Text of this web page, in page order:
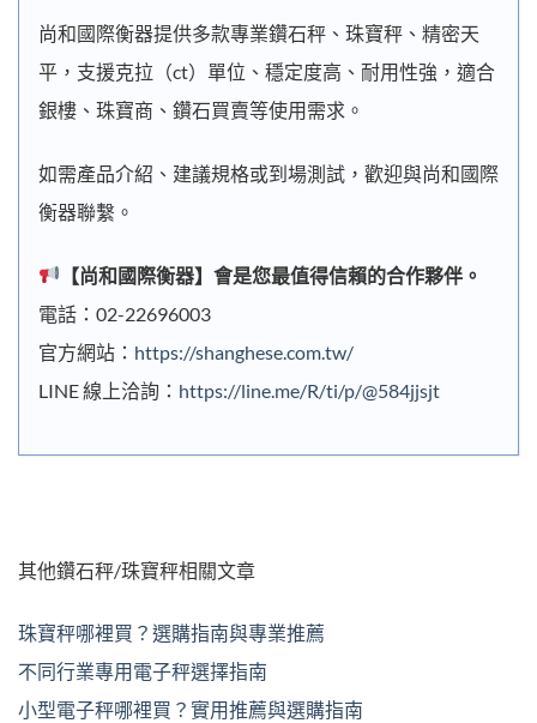
尚和國際衡器提供多款專業鑽石秤、珠寶秤、精密天
平，支援克拉（ct）單位、穩定度高、耐用性強，適合
銀樓、珠寶商、鑽石買賣等使用需求。
如需產品介紹、建議規格或到場測試，歡迎與尚和國際
衡器聯繫。
【尚和國際衡器】會是您最值得信賴的合作夥伴。
電話：02-22696003
官方網站： https://shanghese.com.tw/
LINE 線上洽詢： https://line.me/R/ti/p/@584jjsjt
其他鑽石秤/珠寶秤相關文章
珠寶秤哪裡買？選購指南與專業推薦
不同行業專用電子秤選擇指南
小型電子秤哪裡買？實用推薦與選購指南